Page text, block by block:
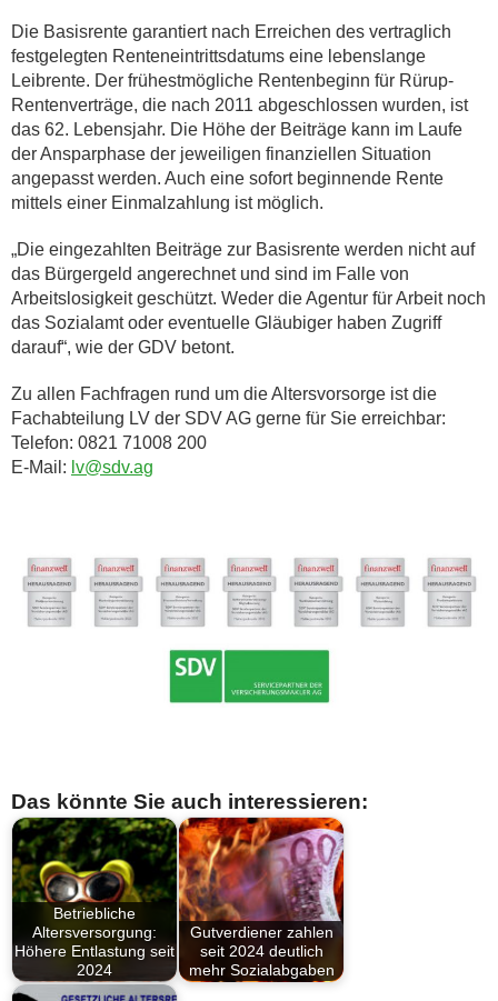
Die Basisrente garantiert nach Erreichen des vertraglich
festgelegten Renteneintrittsdatums eine lebenslange
Leibrente. Der frühestmögliche Rentenbeginn für Rürup-
Rentenverträge, die nach 2011 abgeschlossen wurden, ist
das 62. Lebensjahr. Die Höhe der Beiträge kann im Laufe
der Ansparphase der jeweiligen finanziellen Situation
angepasst werden. Auch eine sofort beginnende Rente
mittels einer Einmalzahlung ist möglich.
„Die eingezahlten Beiträge zur Basisrente werden nicht auf
das Bürgergeld angerechnet und sind im Falle von
Arbeitslosigkeit geschützt. Weder die Agentur für Arbeit noch
das Sozialamt oder eventuelle Gläubiger haben Zugriff
darauf“, wie der GDV betont.
Zu allen Fachfragen rund um die Altersvorsorge ist die
Fachabteilung LV der SDV AG gerne für Sie erreichbar:
Telefon: 0821 71008 200
E-Mail: lv@sdv.ag
Das könnte Sie auch interessieren:
Betriebliche
Altersversorgung:
Höhere Entlastung seit
2024
Gutverdiener zahlen
seit 2024 deutlich
mehr Sozialabgaben